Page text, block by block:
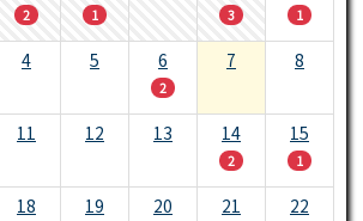
2 1 3 1
4 5 6
2
7 8
11 12 13 14
2
15
1
18 19 20 21 22